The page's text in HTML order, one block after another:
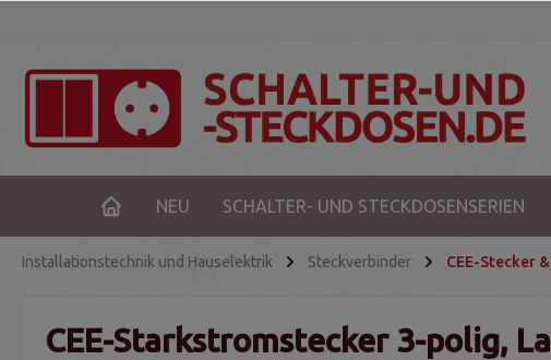
NEU SCHALTER- UND STECKDOSENSERIEN
Installationstechnik und Hauselektrik Steckverbinder CEE-Stecker
CEE-Starkstromstecker 3-polig,